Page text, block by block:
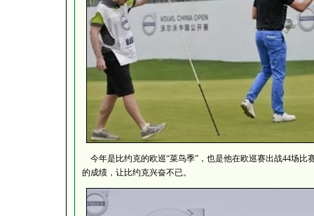
今年是比约克的欧巡“菜鸟季”，也是他在欧巡赛出战44场比
的成绩，让比约克兴奋不已。